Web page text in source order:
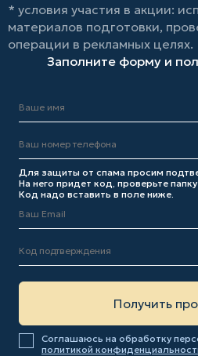
* условия участия в акции:
материалов подготовки,
операции в рекламных целях.
Заполните форму и
Для защиты от спама просим
На него придет код, проверьте папку
Код надо вставить в поле ниже.
Соглашаюсь на обработку
политикой